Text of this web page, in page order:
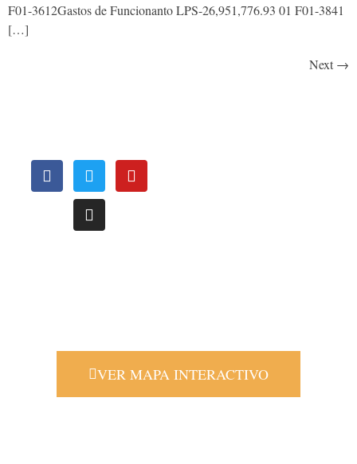
F01-3612Gastos de Funcionanto LPS-26,951,776.93 01 F01-3841
[…]
Next →
VER MAPA INTERACTIVO